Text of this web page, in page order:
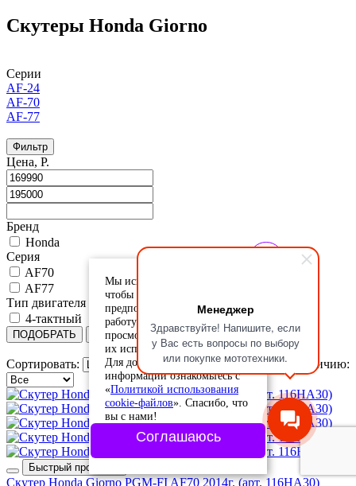
Менеджер
Здравствуйте! Напишите, если
у Вас есть вопросы по выбору
или покупке мототехники.
Cкутеры Honda Giorno
Серии
AF-24
AF-70
AF-77
Фильтр
Цена, Р.
Бренд
Honda
Серия
AF70
AF77
Тип двигателя
4-тактный
ПОДОБРАТЬ Сбросить
Сортировать: Сортировать по наличию:
Быстрый просмотр
Скутер Honda Giorno PGM-FI AF70 2014г. (арт. 116HA30)
Мы используем cookie-файлы,
чтобы учесть ваши
предпочтения и улучшить
работу сайта. Продолжая
просмотр, вы соглашаетесь с
их использованием.
Для дополнительной
информации ознакомьтесь с
«Политикой использования
cookie-файлов». Спасибо, что
вы с нами!
Соглашаюсь